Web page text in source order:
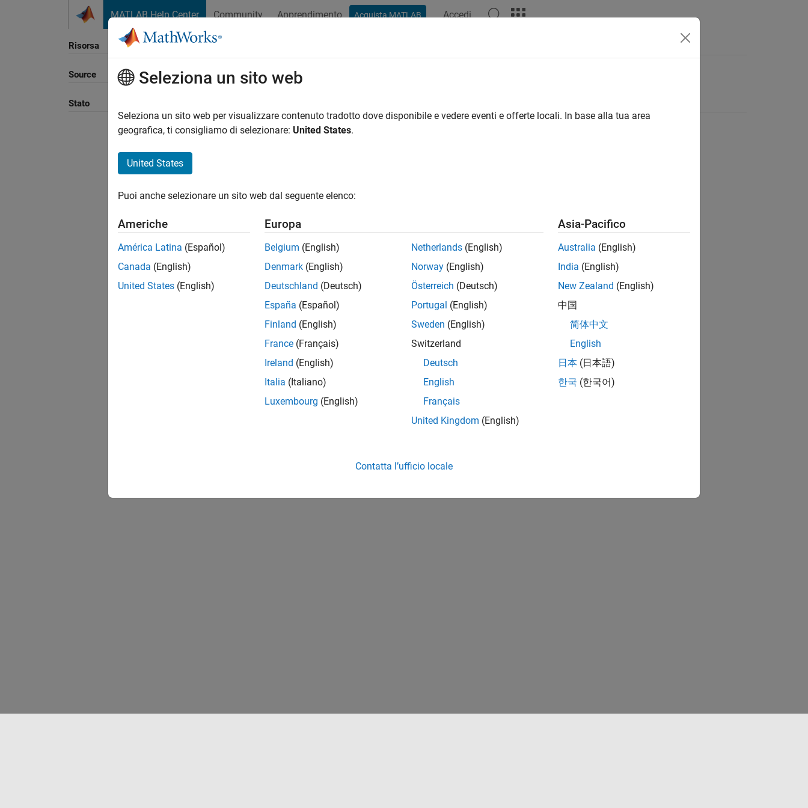
MATLAB Help Center Community Apprendimento Acquista MATLAB Accedi
Risorsa
Source
Stato
Ordina per
Seleziona un sito web
Seleziona un sito web per visualizzare contenuto tradotto dove disponibile e vedere eventi e offerte locali. In base alla tua area
geografica, ti consigliamo di selezionare: United States.
United States
Puoi anche selezionare un sito web dal seguente elenco:
Americhe
América Latina (Español)
Canada (English)
United States (English)
Europa
Belgium (English)
Denmark (English)
Deutschland (Deutsch)
España (Español)
Finland (English)
France (Français)
Ireland (English)
Italia (Italiano)
Luxembourg (English)
Netherlands (English)
Norway (English)
Österreich (Deutsch)
Portugal (English)
Sweden (English)
Switzerland
Deutsch
English
Français
United Kingdom (English)
Asia-Pacifico
Australia (English)
India (English)
New Zealand (English)
中国
简体中文
English
日本 (日本語)
한국 (한국어)
Contatta l’ufficio locale